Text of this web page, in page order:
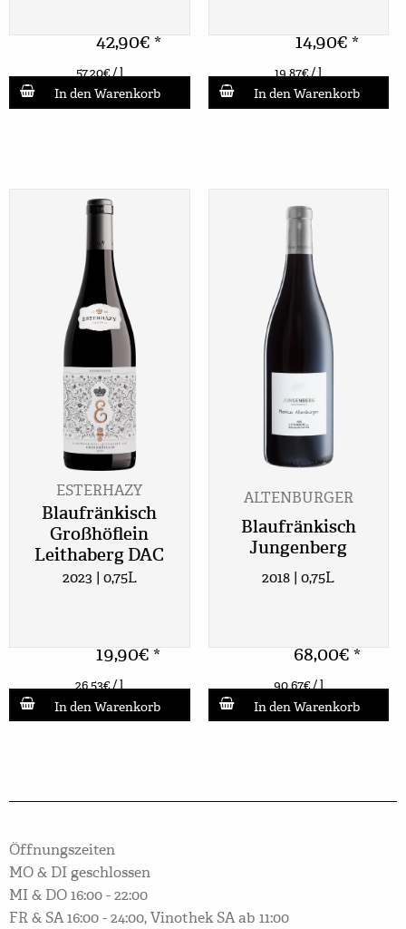
42,90€ *
57,20€/ l
In den Warenkorb
14,90€ *
19,87€/ l
In den Warenkorb
ESTERHAZY
Blaufränkisch
Großhöflein
Leithaberg DAC
2023 | 0,75L
19,90€ *
26,53€/ l
In den Warenkorb
ALTENBURGER
Blaufränkisch
Jungenberg
2018 | 0,75L
68,00€ *
90,67€/ l
In den Warenkorb
Öffnungszeiten
MO & DI geschlossen
MI & DO 16:00 - 22:00
FR & SA 16:00 - 24:00, Vinothek SA ab 11:00